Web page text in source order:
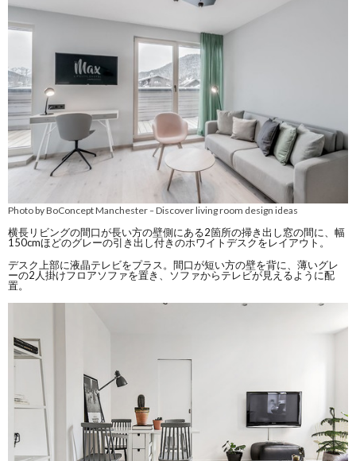
Photo by BoConcept Manchester–Discover living room design ideas
横長リビングの間口が長い方の壁側にある2箇所の掃き出し窓の間に、幅
150cmほどのグレーの引き出し付きのホワイトデスクをレイアウト。
デスク上部に液晶テレビをプラス。間口が短い方の壁を背に、薄いグレ
ーの2人掛けフロアソファを置き、ソファからテレビが見えるように配
置。